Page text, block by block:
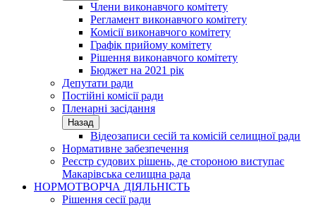
Члени виконавчого комітету
Регламент виконавчого комітету
Комісії виконавчого комітету
Графік прийому комітету
Рішення виконавчого комітету
Бюджет на 2021 рік
Депутати ради
Постійні комісії ради
Пленарні засідання
Назад
Відеозаписи сесій та комісій селищної ради
Нормативне забезпечення
Реєстр судових рішень, де стороною виступає
Макарівська селищна рада
НОРМОТВОРЧА ДІЯЛЬНІСТЬ
Рішення сесії ради